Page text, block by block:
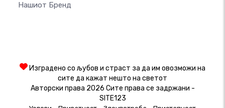
Нашиот Бренд
Изградено со љубов и страст за да им овозможи на
сите да кажат нешто на светот
Авторски права 2026 Сите права се задржани -
SITE123